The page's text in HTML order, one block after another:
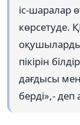
іс-шаралар
көрсетуде.
пікірін
дағдысы
берді»,- деп